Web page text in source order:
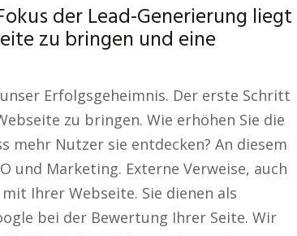
der Lead-Generierung liegt
zu bringen und eine
Erfolgsgeheimnis. Der erste Schritt
zu bringen. Wie erhöhen Sie die
mehr Nutzer sie entdecken? An diesem
und Marketing. Externe Verweise, auch
Ihrer Webseite. Sie dienen als
bei der Bewertung Ihrer Seite. Wir